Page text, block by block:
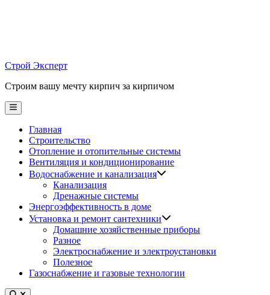
Строй Эксперт
Строим вашу мечту кирпич за кирпичом
Main
Menu
Главная
Строительство
Отопление и отопительные системы
Вентиляция и кондиционирование
Водоснабжение и канализация
Канализация
Дренажные системы
Энергоэффективность в доме
Установка и ремонт сантехники
Домашние хозяйственные приборы
Разное
Электроснабжение и электроустановки
Полезное
Газоснабжение и газовые технологии